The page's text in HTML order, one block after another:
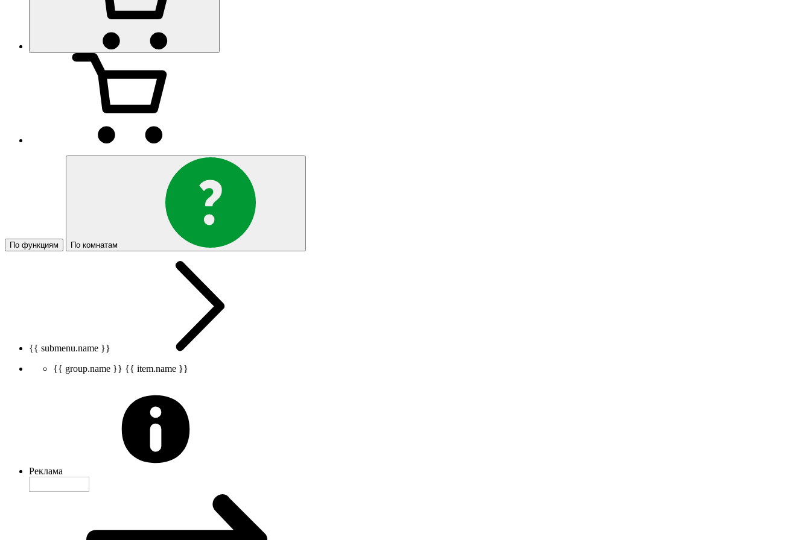
По функциям По комнатам
{{ submenu.name }}
{{ group.name }} {{ item.name }}
Реклама